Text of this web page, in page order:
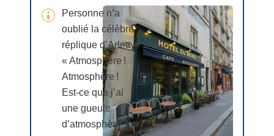
Personne n’a
oublié la célèbre
réplique d’Arletty
« Atmosphère !
Atmosphère !
Est-ce que j’ai
une gueule
d’atmosphère ? »